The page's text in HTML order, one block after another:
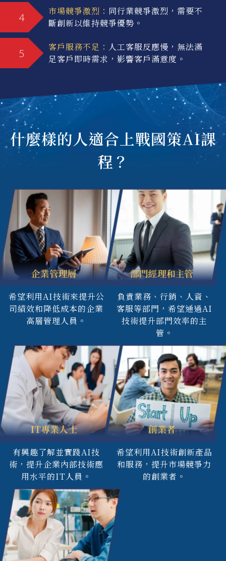
4
市場競爭激烈： 同行業競爭激烈，需要不
斷創新以維持競爭優勢。
5
客戶服務不足： 人工客服反應慢，無法滿
足客戶即時需求，影響客戶滿意度。
什麼樣的人適合上戰國策AI課
程？
企業管理層
希望利用AI技術來提升公
司績效和降低成本的企業
高層管理人員。
部門經理和主管
負責業務、行銷、人資、
客服等部門，希望通過AI
技術提升部門效率的主
管。
IT專業人士
有興趣了解並實踐AI技
術，提升企業內部技術應
用水平的IT人員。
創業者
希望利用AI技術創新產品
和服務，提升市場競爭力
的創業者。